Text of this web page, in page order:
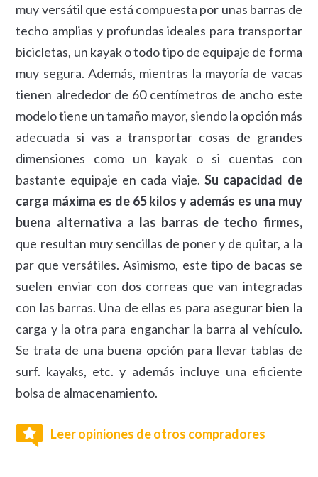
muy versátil que está compuesta por unas barras de
techo amplias y profundas ideales para transportar
bicicletas, un kayak o todo tipo de equipaje de forma
muy segura. Además, mientras la mayoría de vacas
tienen alrededor de 60 centímetros de ancho este
modelo tiene un tamaño mayor, siendo la opción más
adecuada si vas a transportar cosas de grandes
dimensiones como un kayak o si cuentas con
bastante equipaje en cada viaje. Su capacidad de
carga máxima es de 65 kilos y además es una muy
buena alternativa a las barras de techo firmes,
que resultan muy sencillas de poner y de quitar, a la
par que versátiles. Asimismo, este tipo de bacas se
suelen enviar con dos correas que van integradas
con las barras. Una de ellas es para asegurar bien la
carga y la otra para enganchar la barra al vehículo.
Se trata de una buena opción para llevar tablas de
surf. kayaks, etc. y además incluye una eficiente
bolsa de almacenamiento.
Leer opiniones de otros compradores